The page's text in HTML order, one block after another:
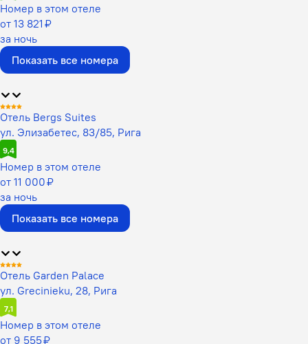
Номер в этом отеле
от 13 821 ₽
за ночь
Показать все номера
Отель Bergs Suites
ул. Элизабетес, 83/85, Рига
9,4
Номер в этом отеле
от 11 000 ₽
за ночь
Показать все номера
Отель Garden Palace
ул. Grecinieku, 28, Рига
7,1
Номер в этом отеле
от 9 555 ₽